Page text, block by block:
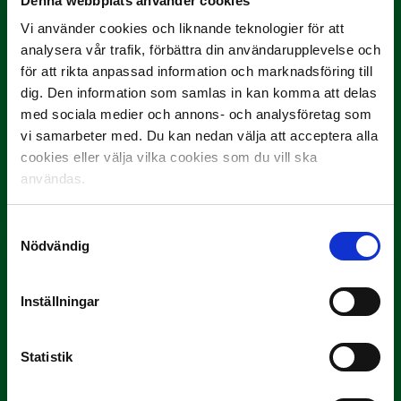
Vi använder cookies och liknande teknologier för att
analysera vår trafik, förbättra din användarupplevelse och
för att rikta anpassad information och marknadsföring till
dig. Den information som samlas in kan komma att delas
med sociala medier och annons- och analysföretag som
vi samarbeter med. Du kan nedan välja att acceptera alla
cookies eller välja vilka cookies som du vill ska
användas.
Nödvändig
Inställningar
Statistik
3 JULI
Rösta på Månadens Tränare i juni